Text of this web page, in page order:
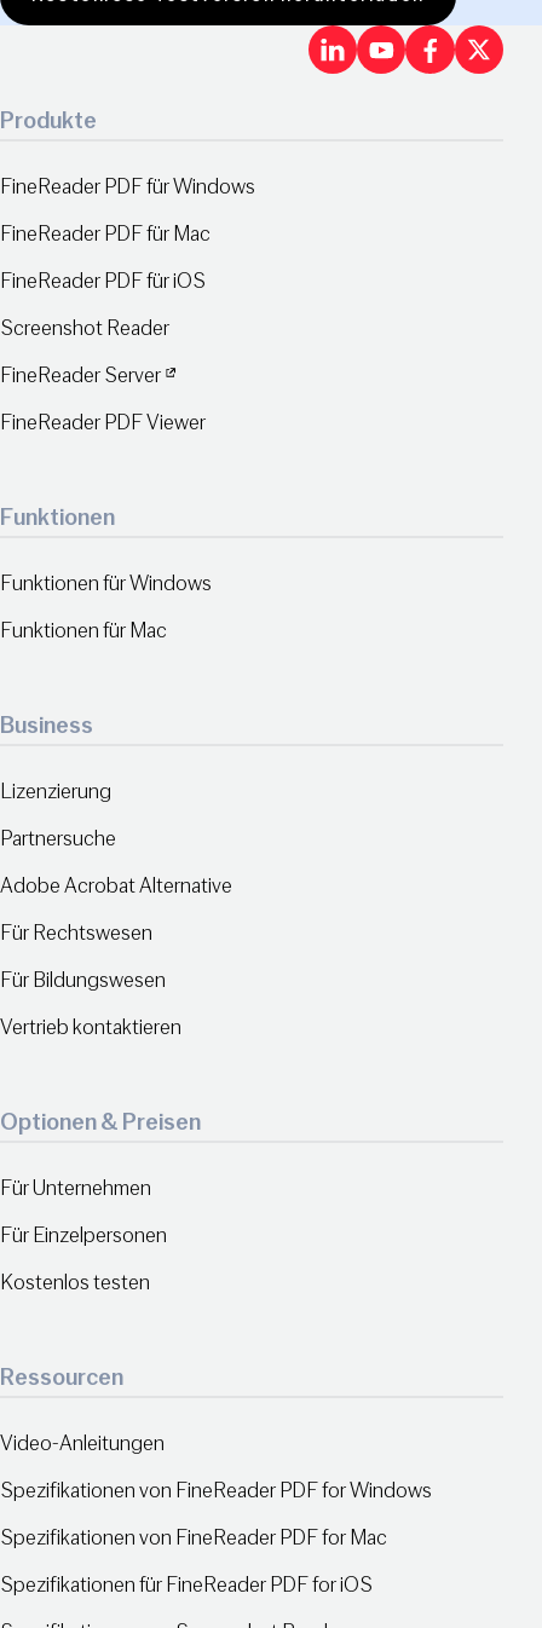
LinkedInX
Produkte
FineReader PDF für Windows
FineReader PDF für Mac
FineReader PDF für iOS
Screenshot Reader
FineReader Server
FineReader PDF Viewer
Funktionen
Funktionen für Windows
Funktionen für Mac
Business
Lizenzierung
Partnersuche
Adobe Acrobat Alternative
Für Rechtswesen
Für Bildungswesen
Vertrieb kontaktieren
Optionen & Preisen
Für Unternehmen
Für Einzelpersonen
Kostenlos testen
Ressourcen
Video-Anleitungen
Spezifikationen von FineReader PDF for Windows
Spezifikationen von FineReader PDF for Mac
Spezifikationen für FineReader PDF for iOS